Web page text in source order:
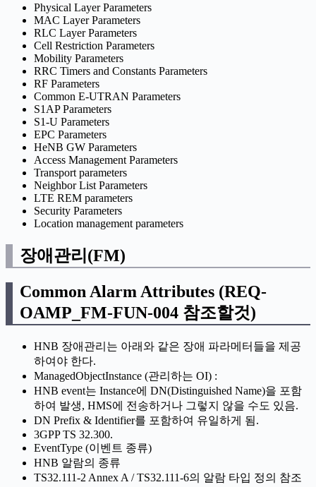
Physical Layer Parameters
MAC Layer Parameters
RLC Layer Parameters
Cell Restriction Parameters
Mobility Parameters
RRC Timers and Constants Parameters
RF Parameters
Common E-UTRAN Parameters
S1AP Parameters
S1-U Parameters
EPC Parameters
HeNB GW Parameters
Access Management Parameters
Transport parameters
Neighbor List Parameters
LTE REM parameters
Security Parameters
Location management parameters
장애관리(FM)
Common Alarm Attributes (REQ-
OAMP_FM-FUN-004 참조할것)
HNB 장애관리는 아래와 같은 장애 파라메터들을 제공
하여야 한다.
ManagedObjectInstance (관리하는 OI) :
HNB event는 Instance에 DN(Distinguished Name)을 포함
하여 발생, HMS에 전송하거나 그렇지 않을 수도 있음.
DN Prefix & Identifier를 포함하여 유일하게 됨.
3GPP TS 32.300.
EventType (이벤트 종류)
HNB 알람의 종류
TS32.111-2 Annex A / TS32.111-6의 알람 타입 정의 참조